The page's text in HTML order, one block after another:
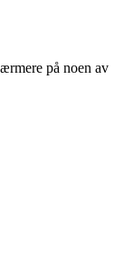
på noen av